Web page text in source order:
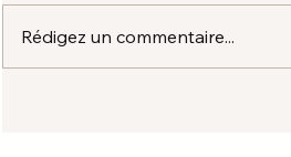
Rédigez un commentaire...